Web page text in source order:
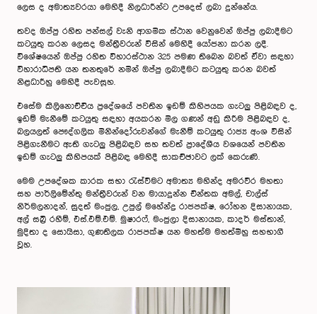
ලෙස ද අමාත්‍යවරයා මෙහිදී නිලධාරීන්ට උපදෙස් ලබා දුන්නේය.
තවද ඔප්පු රහිත පන්සල් වැනි ආගමික ස්ථාන වෙනුවෙන් ඔප්පු ලබාදීමට
කටයුතු කරන ලෙසද මන්ත්‍රීවරුන් විසින් මෙහිදී යෝජනා කරන ලදී.
විශේෂයෙන් ඔප්පු රහිත විහාරස්ථාන 325 පමණ තිබෙන බවත් ඒවා සඳහා
විහාරාධිපති යන තනතුරේ නමින් ඔප්පු ලබාදීමට කටයුතු කරන බවත්
නිළධාරීහු මෙහිදී පැවසූහ.
එසේම කිලිනොච්චිය ප්‍රදේශයේ පවතින ඉඩම් කිහිපයක ගැටලු පිළිබඳව ද,
ඉඩම් මැනීමේ කටයුතු සඳහා අයකරන මිල ගණන් අඩු කිරීම පිළිබඳව ද,
බලයලත් පෞද්ගලික මිනින්දෝරුවන්ගේ මැනීම් කටයුතු රාජ්‍ය අංශ විසින්
පිළිගැනීමට ඇති ගැටලු පිළිබඳව සහ තවත් ප්‍රාදේශීය වශයෙන් පවතින
ඉඩම් ගැටලු කිහිපයක් පිළිබඳ මෙහිදී සාකච්ඡාවට ලක් කෙරුණි.
මෙම උපදේශක කාරක සභා රැස්වීමට අමාත්‍ය මහින්ද අමරවීර මහතා
සහ පාර්ලිමේන්තු මන්ත්‍රීවරුන් වන මායාදුන්න චින්තක අමල්, චාල්ස්
නිර්මලනාදන්, සුදත් මංජුල, උපුල් මහේන්ද්‍ර රාජපක්ෂ, රෝහන දිසානායක,
අල් සබ්‍රි රහීම්, එස්.එම්.එම්. මුෂාරෆ්, මංජුලා දිසානායක, කාදර් මස්තාන්,
මුදිතා ද සොයිසා, ගුණතිලක රාජපක්ෂ යන මහත්ම මහත්මීහු සහභාගී
වූහ.